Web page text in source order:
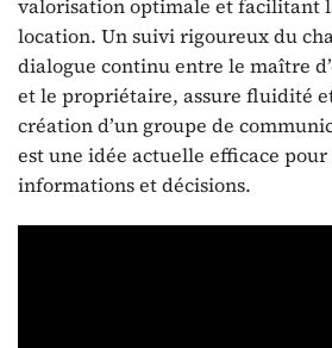
valorisation optimale et facilitant
location. Un suivi rigoureux du
dialogue continu entre le maître
et le propriétaire, assure fluidité
création d’un groupe de
est une idée actuelle efficace
informations et décisions.